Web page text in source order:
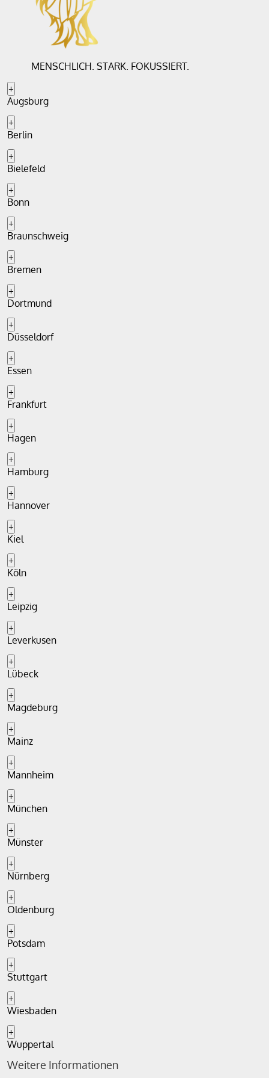
MENSCHLICH. STARK. FOKUSSIERT.
+
Augsburg
+
Berlin
+
Bielefeld
+
Bonn
+
Braunschweig
+
Bremen
+
Dortmund
+
Düsseldorf
+
Essen
+
Frankfurt
+
Hagen
+
Hamburg
+
Hannover
+
Kiel
+
Köln
+
Leipzig
+
Leverkusen
+
Lübeck
+
Magdeburg
+
Mainz
+
Mannheim
+
München
+
Münster
+
Nürnberg
+
Oldenburg
+
Potsdam
+
Stuttgart
+
Wiesbaden
+
Wuppertal
Weitere Informationen